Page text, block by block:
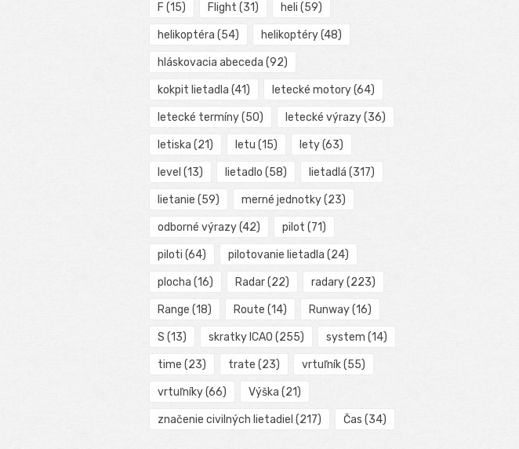
F (15) Flight (31) heli (59)
helikoptéra (54) helikoptéry(48)
hláskovacia abeceda (92)
kokpit lietadla (41) letecké motory(64)
letecké termíny(50) letecké výrazy(36)
letiska (21) letu (15) lety(63)
level (13) lietadlo (58) lietadlá (317)
lietanie (59) merné jednotky(23)
odborné výrazy(42) pilot (71)
piloti (64) pilotovanie lietadla (24)
plocha (16) Radar(22) radary(223)
Range (18) Route (14) Runway(16)
S (13) skratky ICAO (255) system (14)
time (23) trate (23) vrtuľník(55)
vrtuľníky(66) Výška (21)
značenie civilných lietadiel (217) Čas (34)